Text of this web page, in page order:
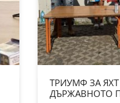
ТРИУМФ ЗА
ДЪРЖАВНОТО